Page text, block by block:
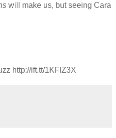
will make us, but seeing Cara
http://ift.tt/1KFIZ3X